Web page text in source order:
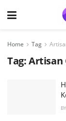
Home Tag
Tag:Artisan
BY